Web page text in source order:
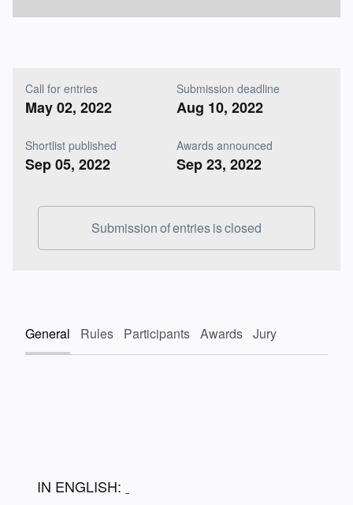
Call for entries
May 02, 2022
Submission deadline
Aug 10, 2022
Shortlist published
Sep 05, 2022
Awards announced
Sep 23, 2022
Submission of entries is closed
General Rules Participants Awards Jury